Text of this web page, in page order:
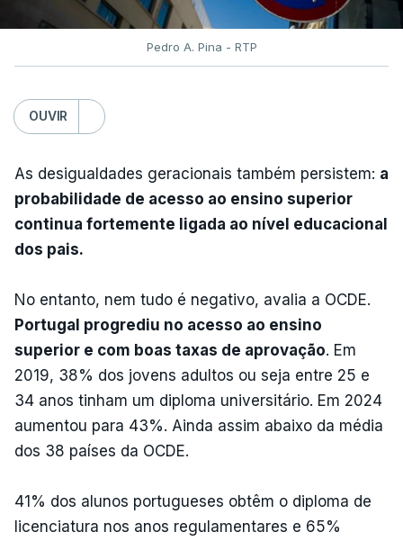
Pedro A. Pina - RTP
OUVIR
As desigualdades geracionais também persistem: a
probabilidade de acesso ao ensino superior
continua fortemente ligada ao nível educacional
dos pais.
No entanto, nem tudo é negativo, avalia a OCDE.
Portugal progrediu no acesso ao ensino
superior e com boas taxas de aprovação. Em
2019, 38% dos jovens adultos ou seja entre 25 e
34 anos tinham um diploma universitário. Em 2024
aumentou para 43%. Ainda assim abaixo da média
dos 38 países da OCDE.
41% dos alunos portugueses obtêm o diploma de
licenciatura nos anos regulamentares e 65%